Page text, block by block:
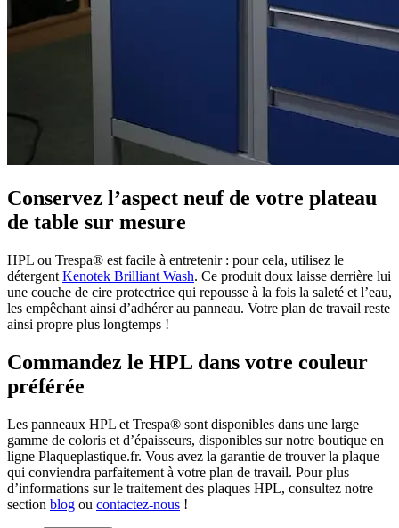
Conservez l’aspect neuf de votre plateau
de table sur mesure
HPL ou Trespa® est facile à entretenir : pour cela, utilisez le
détergent Kenotek Brilliant Wash. Ce produit doux laisse derrière lui
une couche de cire protectrice qui repousse à la fois la saleté et l’eau,
les empêchant ainsi d’adhérer au panneau. Votre plan de travail reste
ainsi propre plus longtemps !
Commandez le HPL dans votre couleur
préférée
Les panneaux HPL et Trespa® sont disponibles dans une large
gamme de coloris et d’épaisseurs, disponibles sur notre boutique en
ligne Plaqueplastique.fr. Vous avez la garantie de trouver la plaque
qui conviendra parfaitement à votre plan de travail. Pour plus
d’informations sur le traitement des plaques HPL, consultez notre
section blog ou contactez-nous !